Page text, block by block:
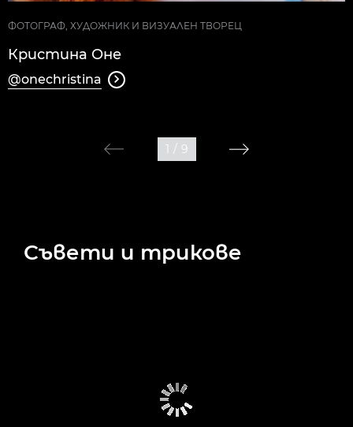
ФОТОГРАФ, ХУДОЖНИК И ВИЗУАЛЕН ТВОРЕЦ
Кристина Оне
@onechristina 
1 / 9
Съвети и трикове